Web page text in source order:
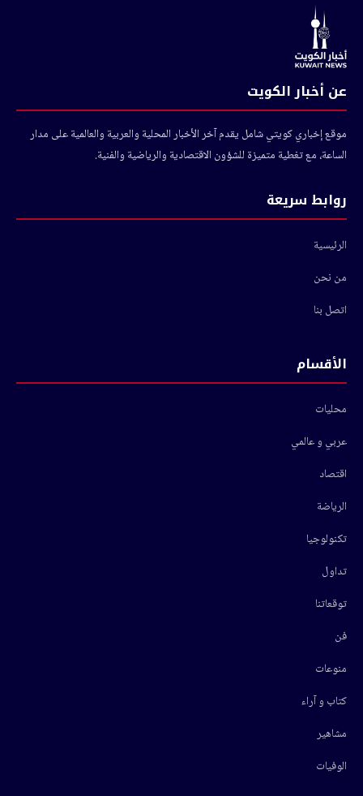
عن أخبار الكويت
موقع إخباري كويتي شامل يقدم آخر الأخبار المحلية والعربية والعالمية على مدار
الساعة، مع تغطية متميزة للشؤون الاقتصادية والرياضية والفنية.
روابط سريعة
الرئيسية
من نحن
اتصل بنا
الأقسام
محليات
عربي و عالمي
اقتصاد
الرياضة
تكنولوجيا
تداول
توقعاتنا
فن
منوعات
كتاب و آراء
مشاهير
الوفيات